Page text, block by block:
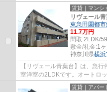
ン。ホームセキュリティ、TV
賃貸｜マンシ
リヴェール
東急田園都市
11.7万円
間取:2LDK/
敷金/礼金:1
神奈川県横
【リヴェール青葉台】は、急
室洋室の2LDKです。オートロ
面も充実、エアコン、システム
賃貸｜アパー